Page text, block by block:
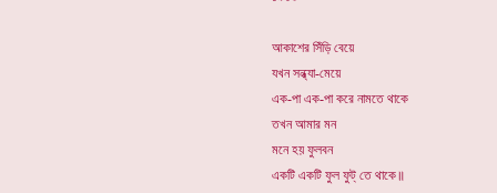
আকাশের সিঁড়ি বেয়ে
যখন সন্ধ্যা-মেয়ে
এক-পা এক-পা করে নামতে থাকে
তখন আমার মন
মনে হয় ফুলবন
একটি একটি ফুল ফুট্ তে থাকে॥